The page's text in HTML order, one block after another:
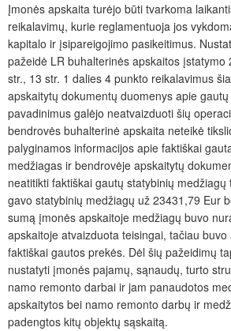
Įmonės apskaita turėjo būti tvarkoma
reikalavimų, kurie reglamentuoja jos
kapitalo ir įsipareigojimo pasikeitimus.
pažeidė LR buhalterinės apskaitos įstatymo
str., 13 str. 1 dalies 4 punkto reikalavimus
apskaitytų dokumentų duomenys apie
pavadinimus galėjo neatvaizduoti šių
bendrovės buhalterinė apskaita neteikė
palyginamos informacijos apie faktiškai
medžiagas ir bendrovėje apskaitytų
neatitikti faktiškai gautų statybinių
gavo statybinių medžiagų už 23431,79 Eur
sumą įmonės apskaitoje medžiagų buvo
apskaitoje atvaizduota teisingai, tačiau
faktiškai gautos prekės. Dėl šių pažeidimų
nustatyti įmonės pajamų, sąnaudų, turto
namo remonto darbai ir jam panaudotos
apskaitytos bei namo remonto darbų ir
padengtos kitų objektų sąskaitą.